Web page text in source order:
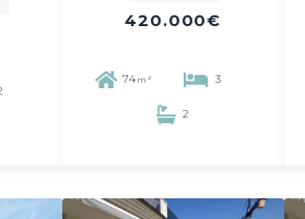
420.000€
74 m² 3
2